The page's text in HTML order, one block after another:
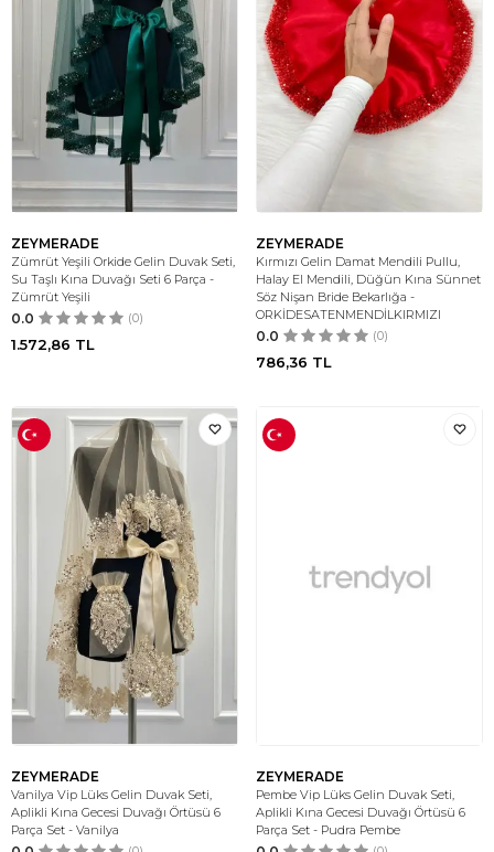
ZEYMERADE
Zümrüt Yeşili Orkide Gelin Duvak Seti,
Su Taşlı Kına Duvağı Seti 6 Parça -
Zümrüt Yeşili
0.0 (0)
1.572,86 TL
ZEYMERADE
Kırmızı Gelin Damat Mendili Pullu,
Halay El Mendili, Düğün Kına Sünnet
Söz Nişan Bride Bekarlığa -
ORKİDESATENMENDİLKIRMIZI
0.0 (0)
786,36 TL
ZEYMERADE
Vanilya Vip Lüks Gelin Duvak Seti,
Aplikli Kına Gecesi Duvağı Örtüsü 6
Parça Set - Vanilya
ZEYMERADE
Pembe Vip Lüks Gelin Duvak Seti,
Aplikli Kına Gecesi Duvağı Örtüsü 6
Parça Set - Pudra Pembe